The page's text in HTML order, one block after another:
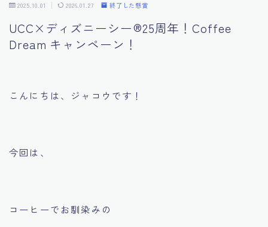
プライバシーポリシー
利用規約／特定商取引法に基づく表記
2025.10.01 2026.01.27 終了した懸賞
UCC×ディズニーシー®︎25周年！Coffee
Dream キャンペーン！
こんにちは、ジャコウです！
今回は、
コーヒーでお馴染みの